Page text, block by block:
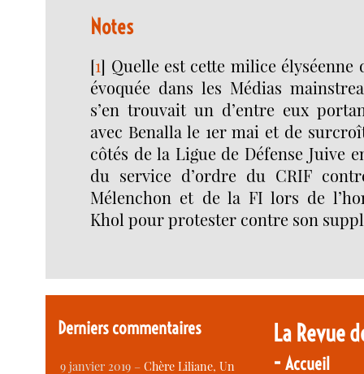
Notes
[1] Quelle est cette milice élyséenne
évoquée dans les Médias
s’en trouvait un d’entre eux
avec Benalla le 1er mai et de
côtés de la Ligue de Défense Juive
du service d’ordre du CRIF
Mélenchon et de la FI lors de
Khol pour protester contre son
Derniers commentaires
9 janvier 2019 –Chère Liliane, Un
La Revue
-Accueil